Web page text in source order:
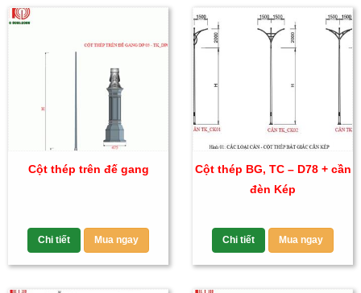
Cột thép trên đế gang
Chi tiết Mua ngay
Cột thép BG, TC – D78 + cần
đèn Kép
Chi tiết Mua ngay